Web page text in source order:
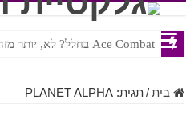
Ace Combat בחלל? לא, יותר מזה. ביקורת המשחק Chorus
Steven Universe והשירים שתורגמו בצורה נוראית לעברית
בית/תגית:PLANET ALPHA